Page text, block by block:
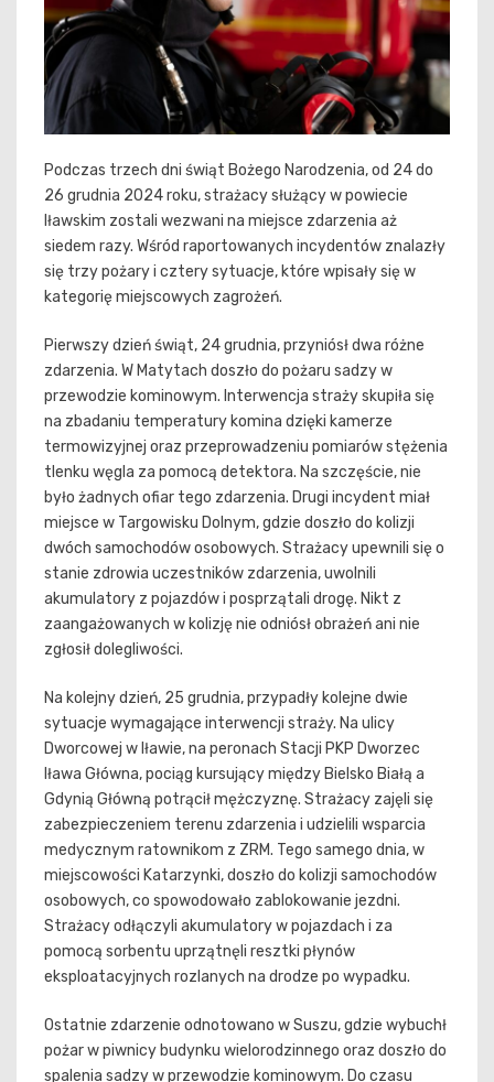
Podczas trzech dni świąt Bożego Narodzenia, od 24 do
26 grudnia 2024 roku, strażacy służący w powiecie
Iławskim zostali wezwani na miejsce zdarzenia aż
siedem razy. Wśród raportowanych incydentów znalazły
się trzy pożary i cztery sytuacje, które wpisały się w
kategorię miejscowych zagrożeń.
Pierwszy dzień świąt, 24 grudnia, przyniósł dwa różne
zdarzenia. W Matytach doszło do pożaru sadzy w
przewodzie kominowym. Interwencja straży skupiła się
na zbadaniu temperatury komina dzięki kamerze
termowizyjnej oraz przeprowadzeniu pomiarów stężenia
tlenku węgla za pomocą detektora. Na szczęście, nie
było żadnych ofiar tego zdarzenia. Drugi incydent miał
miejsce w Targowisku Dolnym, gdzie doszło do kolizji
dwóch samochodów osobowych. Strażacy upewnili się o
stanie zdrowia uczestników zdarzenia, uwolnili
akumulatory z pojazdów i posprzątali drogę. Nikt z
zaangażowanych w kolizję nie odniósł obrażeń ani nie
zgłosił dolegliwości.
Na kolejny dzień, 25 grudnia, przypadły kolejne dwie
sytuacje wymagające interwencji straży. Na ulicy
Dworcowej w Iławie, na peronach Stacji PKP Dworzec
Iława Główna, pociąg kursujący między Bielsko Białą a
Gdynią Główną potrącił mężczyznę. Strażacy zajęli się
zabezpieczeniem terenu zdarzenia i udzielili wsparcia
medycznym ratownikom z ZRM. Tego samego dnia, w
miejscowości Katarzynki, doszło do kolizji samochodów
osobowych, co spowodowało zablokowanie jezdni.
Strażacy odłączyli akumulatory w pojazdach i za
pomocą sorbentu uprzątnęli resztki płynów
eksploatacyjnych rozlanych na drodze po wypadku.
Ostatnie zdarzenie odnotowano w Suszu, gdzie wybuchł
pożar w piwnicy budynku wielorodzinnego oraz doszło do
spalenia sadzy w przewodzie kominowym. Do czasu